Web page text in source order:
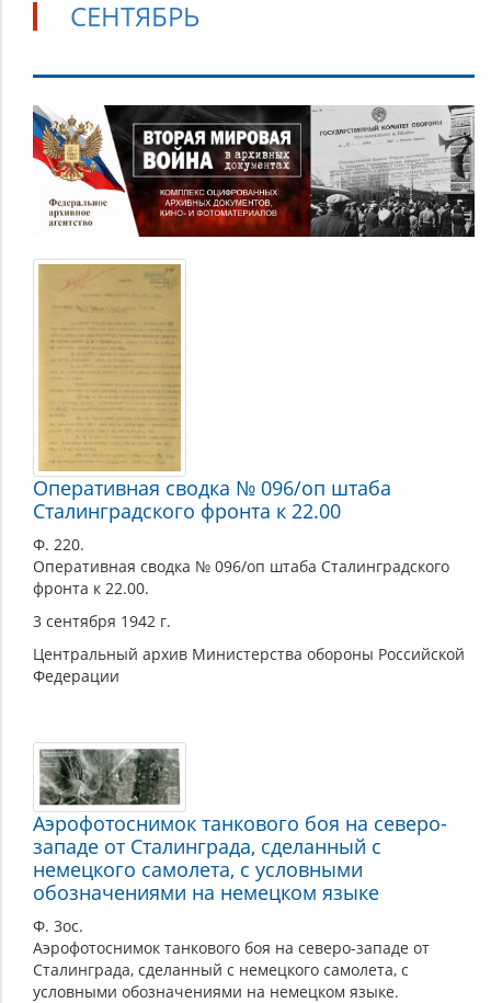
СЕНТЯБРЬ
Сентябрь
Оперативная сводка № 096/оп штаба
Сталинградского фронта к 22.00
Ф. 220.
Оперативная сводка № 096/оп штаба Сталинградского
фронта к 22.00.
3 сентября 1942 г.
Центральный архив Министерства обороны Российской
Федерации
Аэрофотоснимок танкового боя на северо-
западе от Сталинграда, сделанный с
немецкого самолета, с условными
обозначениями на немецком языке
Ф. 3ос.
Аэрофотоснимок танкового боя на северо-западе от
Сталинграда, сделанный с немецкого самолета, с
условными обозначениями на немецком языке.